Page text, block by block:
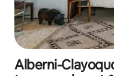
Alberni-